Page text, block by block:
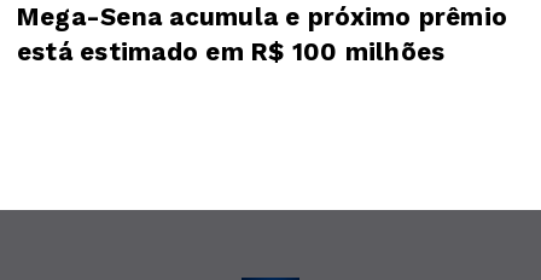
Mega-Sena acumula e próximo prêmio
está estimado em R$ 100 milhões